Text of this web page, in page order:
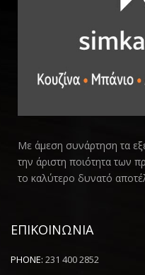
Με άμεση συνάρτηση τα
την άριστη ποιότητα των
το καλύτερο δυνατό
ΕΠΙΚΟΙΝΩΝΙΑ
PHONE: 231 400 2852